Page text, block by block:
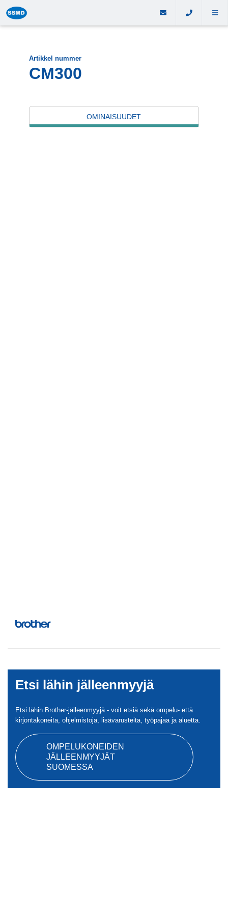
Artikkel nummer
CM300
OMINAISUUDET
Etsi lähin jälleenmyyjä
Etsi lähin Brother-jälleenmyyjä - voit etsiä sekä ompelu- että
kirjontakoneita, ohjelmistoja, lisävarusteita, työpajaa ja aluetta.
OMPELUKONEIDEN
JÄLLEENMYYJÄT
SUOMESSA